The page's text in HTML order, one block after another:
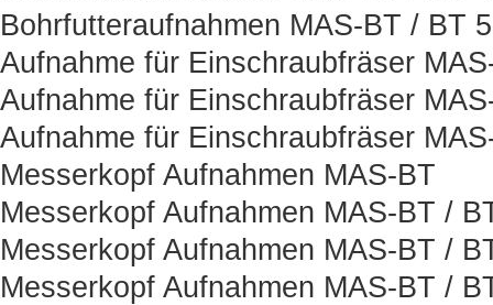
Bohrfutteraufnahmen MAS-BT / BT
Aufnahme für Einschraubfräser
Aufnahme für Einschraubfräser
Aufnahme für Einschraubfräser
Messerkopf Aufnahmen MAS-BT
Messerkopf Aufnahmen MAS-BT /
Messerkopf Aufnahmen MAS-BT /
Messerkopf Aufnahmen MAS-BT /